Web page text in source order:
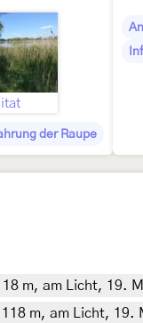
der Raupe
m, am Licht, 19.
m, am Licht,